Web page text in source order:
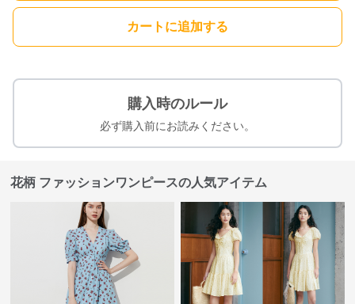
カートに追加する
購入時のルール
必ず購入前にお読みください。
花柄 ファッションワンピースの人気アイテム